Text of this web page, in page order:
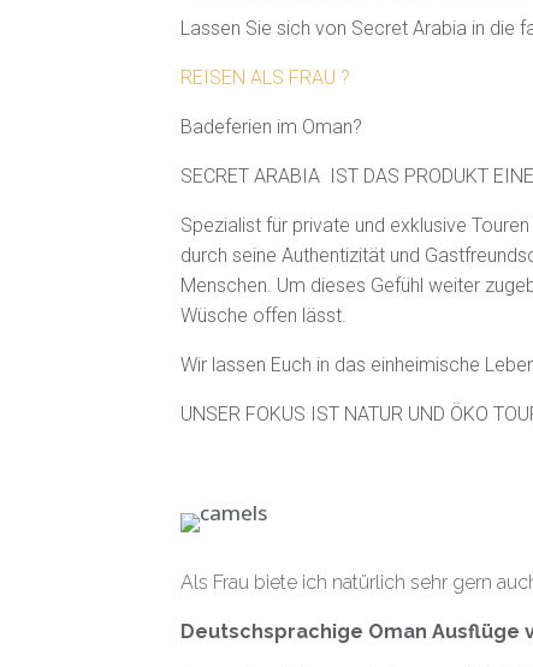
Lassen Sie sich von Secret Arabia in die
REISEN ALS FRAU ?
Badeferien im Oman?
SECRET ARABIA IST DAS PRODUKT
Spezialist für private und exklusive
durch seine Authentizität und
Menschen. Um dieses Gefühl weiter
Wüsche offen lässt.
Wir lassen Euch in das einheimische
UNSER FOKUS IST NATUR UND ÖKO
Als Frau biete ich natürlich sehr gern
Deutschsprachige Oman Ausflüge